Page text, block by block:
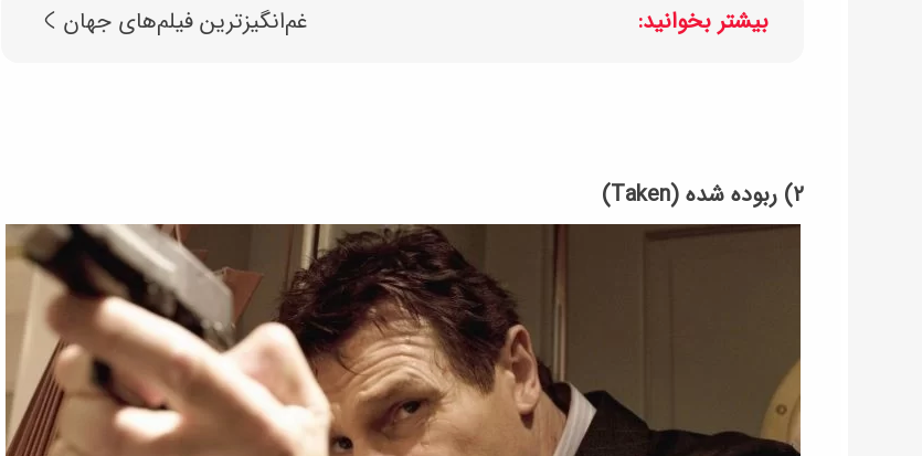
بیشتر بخوانید: غم‌انگیزترین فیلم‌های جهان
۲) ربوده شده (Taken)